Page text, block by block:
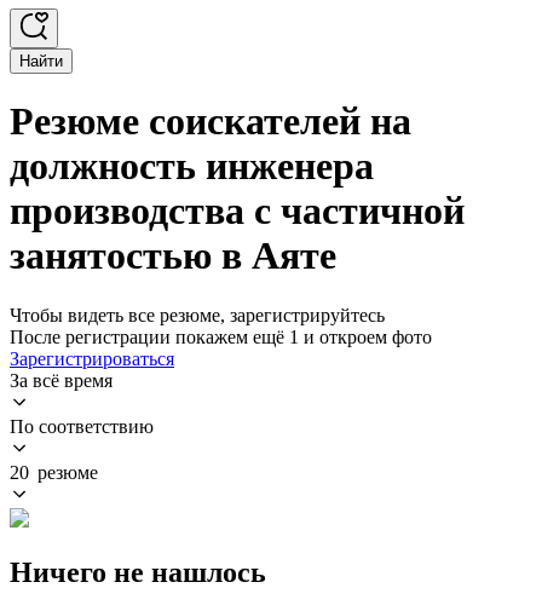
Найти
Резюме соискателей на
должность инженера
производства с частичной
занятостью в Аяте
Чтобы видеть все резюме, зарегистрируйтесь
После регистрации покажем ещё 1 и откроем фото
Зарегистрироваться
За всё время
По соответствию
20 резюме
Ничего не нашлось